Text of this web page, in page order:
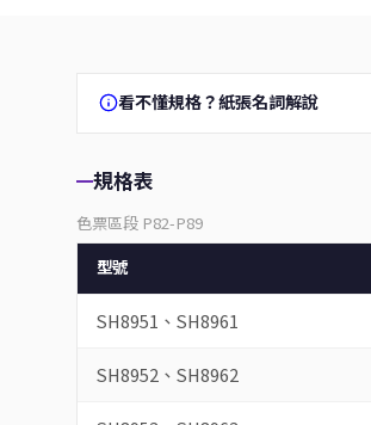
看不懂規格？紙張名詞解說
規格表
色票區段 P82-P89
型號
SH8951、SH8961
SH8952、SH8962